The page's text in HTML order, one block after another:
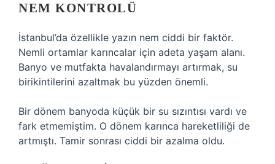
NEM KONTROLÜ
İstanbul’da özellikle yazın nem ciddi bir faktör.
Nemli ortamlar karıncalar için adeta yaşam alanı.
Banyo ve mutfakta havalandırmayı artırmak, su
birikintilerini azaltmak bu yüzden önemli.
Bir dönem banyoda küçük bir su sızıntısı vardı ve
fark etmemiştim. O dönem karınca hareketliliği de
artmıştı. Tamir sonrası ciddi bir azalma oldu.